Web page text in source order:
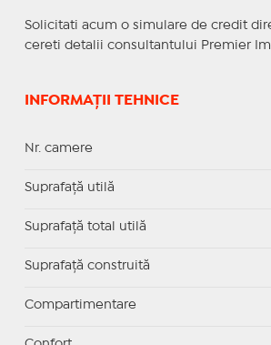
Solicitati acum o simulare de credit
cereti detalii consultantului Premier
INFORMAȚII TEHNICE
Nr. camere
Suprafaţă utilă
Suprafaţă total utilă
Suprafaţă construită
Compartimentare